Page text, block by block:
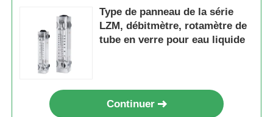
Type de panneau de la série
LZM, débitmètre, rotamètre de
tube en verre pour eau liquide
Continuer